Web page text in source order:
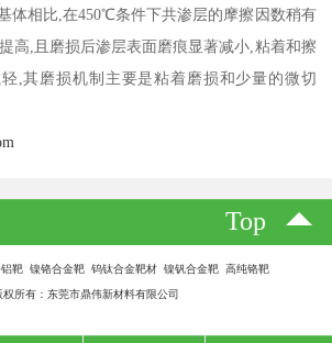
体相比,在450℃条件下共渗层的摩擦因数稍有
高,且磨损后渗层表面磨痕显著减小,粘着和擦
,其磨损机制主要是粘着磨损和少量的微切
Top
靶 镍铬合金靶 钨钛合金靶材 镍钒合金靶 高纯铬靶
权所有：东莞市鼎伟新材料有限公司